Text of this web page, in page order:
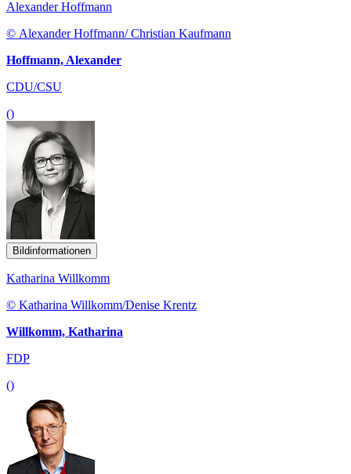
Alexander Hoffmann
© Alexander Hoffmann/ Christian Kaufmann
Hoffmann, Alexander
CDU/CSU
()
Bildinformationen
Katharina Willkomm
© Katharina Willkomm/Denise Krentz
Willkomm, Katharina
FDP
()